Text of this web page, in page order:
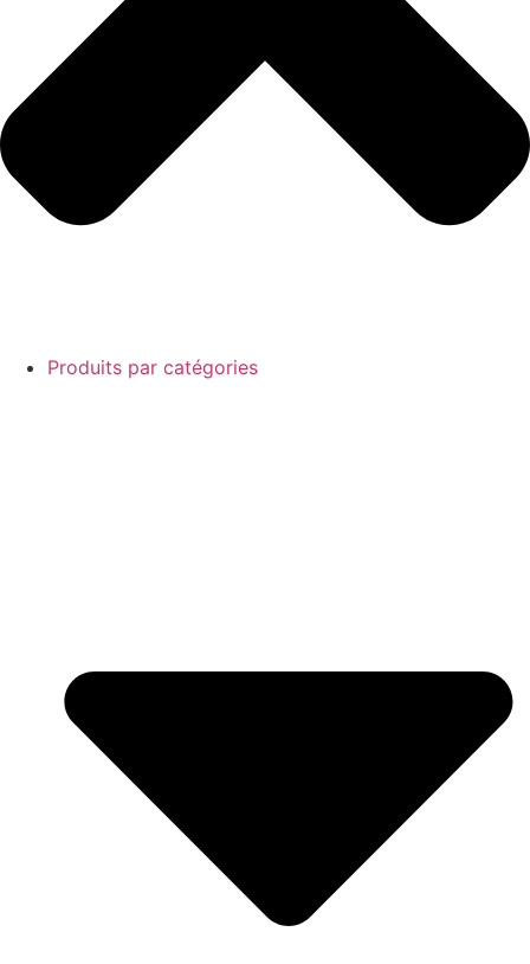
Produits par catégories